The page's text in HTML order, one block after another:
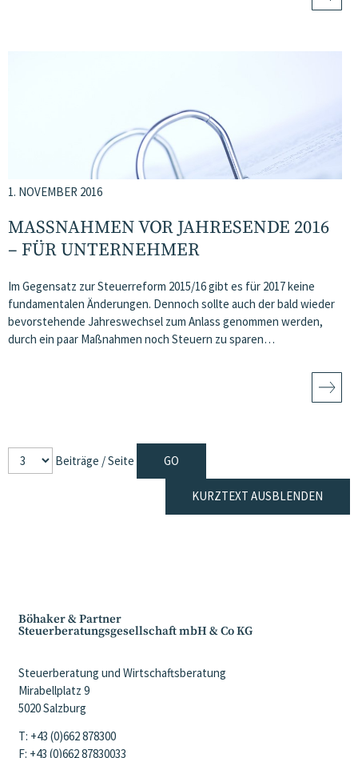
1. NOVEMBER 2016
MASSNAHMEN VOR JAHRESENDE 2016 –
FÜR UNTERNEHMER
Im Gegensatz zur Steuerreform 2015/16 gibt es für 2017 keine
fundamentalen Änderungen. Dennoch sollte auch der bald wieder
bevorstehende Jahreswechsel zum Anlass genommen werden,
durch ein paar Maßnahmen noch Steuern zu sparen…
Beiträge / Seite
KURZTEXT AUSBLENDEN
Böhaker & Partner
Steuerberatungsgesellschaft mbH & Co KG
Steuerberatung und Wirtschaftsberatung
Mirabellplatz 9
5020 Salzburg
T: +43 (0)662 878300
F: +43 (0)662 87830033